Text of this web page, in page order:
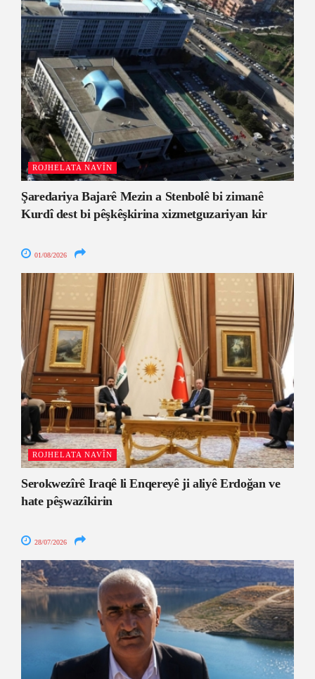
ROJHELATA NAVÎN
Şaredariya Bajarê Mezin a Stenbolê bi zimanê
Kurdî dest bi pêşkêşkirina xizmetguzariyan kir
01/08/2026
ROJHELATA NAVÎN
Serokwezîrê Iraqê li Enqereyê ji aliyê Erdoğan ve
hate pêşwazîkirin
28/07/2026